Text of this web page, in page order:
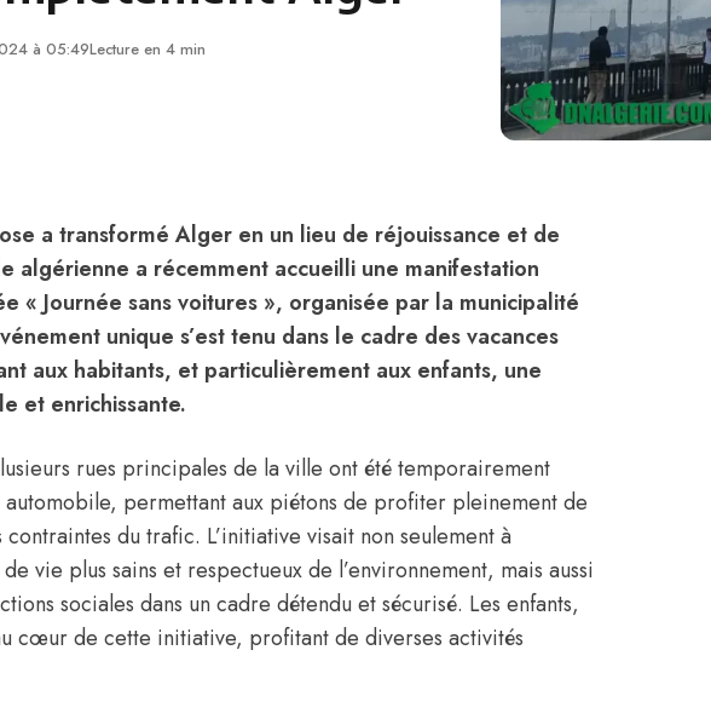
à 05:49Lecture en 4 min
a transformé Alger en un lieu de réjouissance et de
algérienne a récemment accueilli une manifestation
« Journée sans voitures », organisée par la municipalité
unique s’est tenu dans le cadre des vacances
aux habitants, et particulièrement aux enfants, une
et enrichissante.
rues principales de la ville ont été temporairement
permettant aux piétons de profiter pleinement de
contraintes du trafic. L’initiative visait non seulement à
vie plus sains et respectueux de l’environnement, mais aussi
sociales dans un cadre détendu et sécurisé. Les enfants,
cœur de cette initiative, profitant de diverses activités